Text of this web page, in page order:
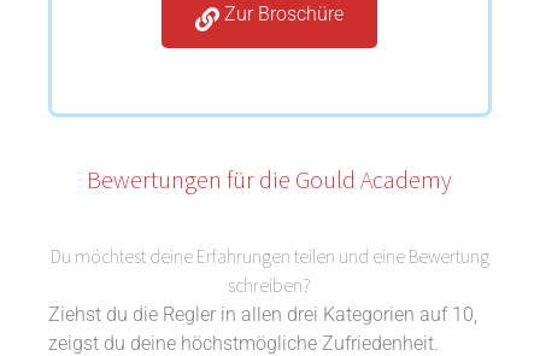
Zur Broschüre
Bewertungen für die Gould Academy
Du möchtest deine Erfahrungen teilen und eine Bewertung
schreiben?
Ziehst du die Regler in allen drei Kategorien auf 10,
zeigst du deine höchstmögliche Zufriedenheit.